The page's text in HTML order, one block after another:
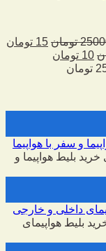
تومان 15 تومان
10 تومان
تومان
و سفر با هواپیما
بلیط هواپیما و
داخلی و خارجی
بلیط هواپیمای